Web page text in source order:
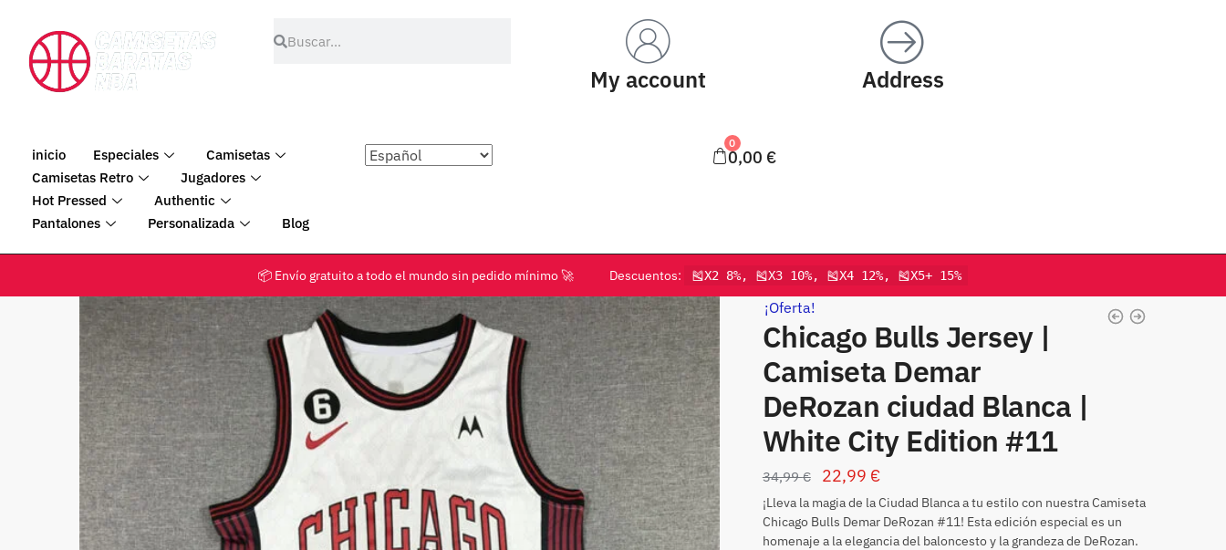
My account Address
inicio Especiales
Camisetas
Camisetas Retro
Jugadores
Hot Pressed
Authentic
Pantalones
Personalizada Blog
0
0,00 €
📦 Envío gratuito a todo el mundo sin pedido mínimo 🚀 Descuentos: 🎽X2 8%, 🎽X3 10%, 🎽X4 12%, 🎽X5+ 15%
¡Oferta!
Chicago Bulls Jersey |
Camiseta Demar
DeRozan ciudad Blanca |
White City Edition #11
34,99€ 22,99 €
¡Lleva la magia de la Ciudad Blanca a tu estilo con nuestra Camiseta
Chicago Bulls Demar DeRozan #11! Esta edición especial es un
homenaje a la elegancia del baloncesto y la grandeza de DeRozan.